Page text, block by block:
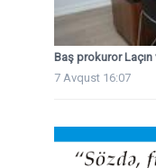
Baş prokuror Laçın
7 Avqust 16:07